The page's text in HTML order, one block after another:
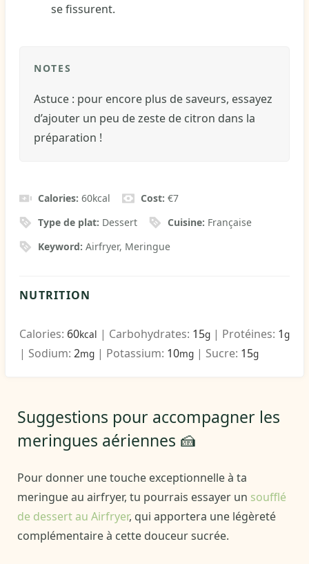
se fissurent.
NOTES
Astuce : pour encore plus de saveurs, essayez
d’ajouter un peu de zeste de citron dans la
préparation !
Calories:60kcal Cost:€7
Type de plat: Dessert Cuisine: Française
Keyword:Airfryer, Meringue
NUTRITION
Calories: 60kcal | Carbohydrates: 15g | Protéines: 1g
| Sodium: 2mg | Potassium: 10mg | Sucre: 15g
Suggestions pour accompagner les
meringues aériennes 🍰
Pour donner une touche exceptionnelle à ta
meringue au airfryer, tu pourrais essayer un soufflé
de dessert au Airfryer, qui apportera une légèreté
complémentaire à cette douceur sucrée.